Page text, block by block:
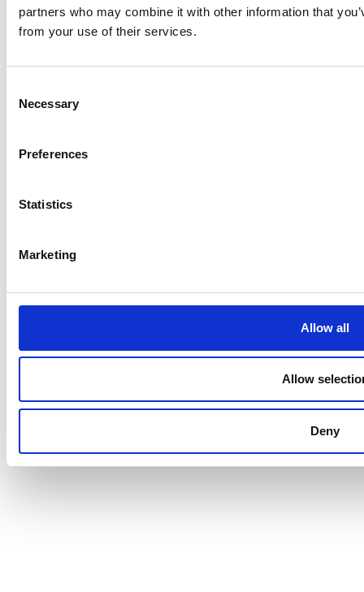
partners who may combine it with other information that
from your use of their services.
Selection
Necessary
Preferences
Statistics
Marketing
Allow all
Allow
Deny